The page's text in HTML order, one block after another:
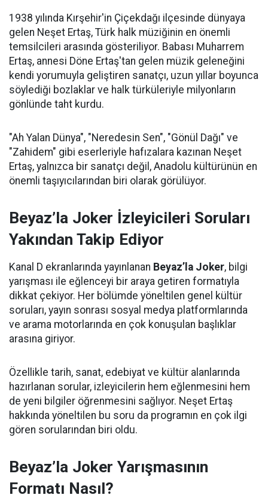
1938 yılında Kırşehir'in Çiçekdağı ilçesinde dünyaya
gelen Neşet Ertaş, Türk halk müziğinin en önemli
temsilcileri arasında gösteriliyor. Babası Muharrem
Ertaş, annesi Döne Ertaş'tan gelen müzik geleneğini
kendi yorumuyla geliştiren sanatçı, uzun yıllar boyunca
söylediği bozlaklar ve halk türküleriyle milyonların
gönlünde taht kurdu.
"Ah Yalan Dünya", "Neredesin Sen", "Gönül Dağı" ve
"Zahidem" gibi eserleriyle hafızalara kazınan Neşet
Ertaş, yalnızca bir sanatçı değil, Anadolu kültürünün en
önemli taşıyıcılarından biri olarak görülüyor.
Beyaz’la Joker İzleyicileri Soruları
Yakından Takip Ediyor
Kanal D ekranlarında yayınlanan Beyaz’la Joker, bilgi
yarışması ile eğlenceyi bir araya getiren formatıyla
dikkat çekiyor. Her bölümde yöneltilen genel kültür
soruları, yayın sonrası sosyal medya platformlarında
ve arama motorlarında en çok konuşulan başlıklar
arasına giriyor.
Özellikle tarih, sanat, edebiyat ve kültür alanlarında
hazırlanan sorular, izleyicilerin hem eğlenmesini hem
de yeni bilgiler öğrenmesini sağlıyor. Neşet Ertaş
hakkında yöneltilen bu soru da programın en çok ilgi
gören sorularından biri oldu.
Beyaz’la Joker Yarışmasının
Formatı Nasıl?